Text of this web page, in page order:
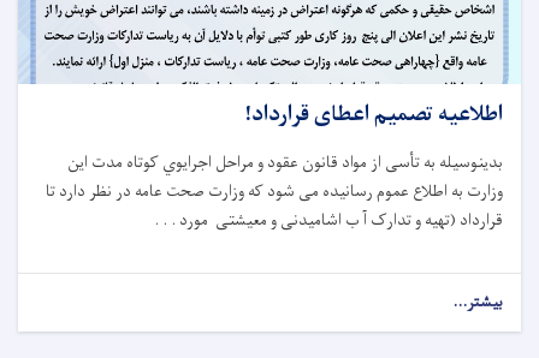
اطلاعیه تصمیم اعطای قرارداد!
بدینوسیله به تأسی از مواد قانون عقود و مراحل اجرایوي کوتاه‌ مدت این
وزارت به اطلاع عموم رسانیده می شود که وزارت صحت عامه در نظر دارد تا
قرارداد (تهیه و تدارک آ ب اشامیدنی و معیشتی مورد . . .
بیشتر...
اطلاعیه